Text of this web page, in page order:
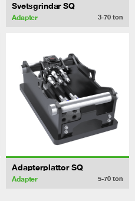
Svetsgrindar SQ
Adapter 3-70 ton
Adapterplattor SQ
Adapter 5-70 ton